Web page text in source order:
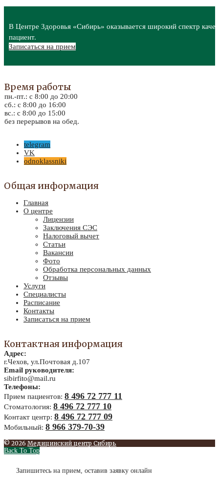
В Центре Здоровья «Сибирь» оказывается широкий спектр
пациент.
Записаться на прием
Время работы
пн.-пт.: с 8:00 до 20:00
сб.: с 8:00 до 16:00
вс.: с 8:00 до 15:00
без перерывов на обед.
telegram
VK
odnoklassniki
Общая информация
Главная
О центре
Лицензии
Заключения СЭС
Налоговый вычет
Статьи
Вакансии
Фото
Обработка персональных данных
Отзывы
Услуги
Специалисты
Расписание
Контакты
Записаться на прием
Контактная информация
Адрес:
г.Чехов, ул.Почтовая д.107
Email руководителя:
sibirfito@mail.ru
Телефоны:
Прием пациентов: 8 496 72 777 11
Стоматология: 8 496 72 777 10
Контакт центр: 8 496 72 777 09
Мобильный: 8 966 379-70-39
© 2026 Медицинский центр Сибирь
Back To Top
Запишитесь на прием, оставив заявку онлайн